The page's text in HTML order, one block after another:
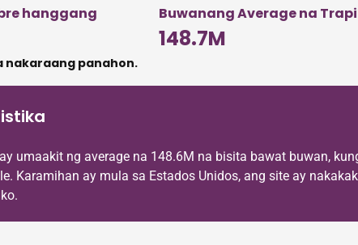
hanggang
nakaraang panahon.
Buwanang Average na
148.7M
umaakit ng average na 148.6M na bisita bawat buwan,
Karamihan ay mula sa Estados Unidos, ang site ay